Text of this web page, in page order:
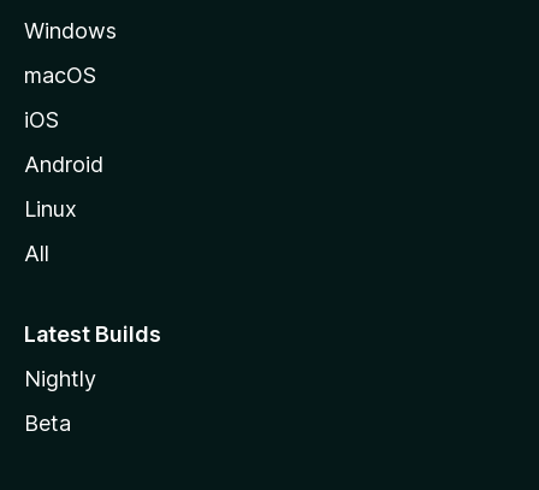
Windows
macOS
iOS
Android
Linux
All
Latest Builds
Nightly
Beta